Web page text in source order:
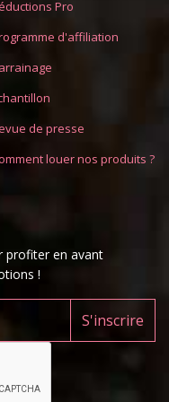
Pro
d'affiliation
de presse
louer nos produits ?
profiter en avant
!